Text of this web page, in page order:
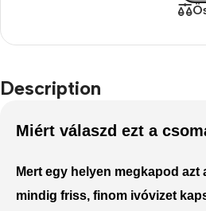
Description
Miért válaszd ezt a
Mert egy helyen megkapod azt
mindig friss, finom ivóvizet